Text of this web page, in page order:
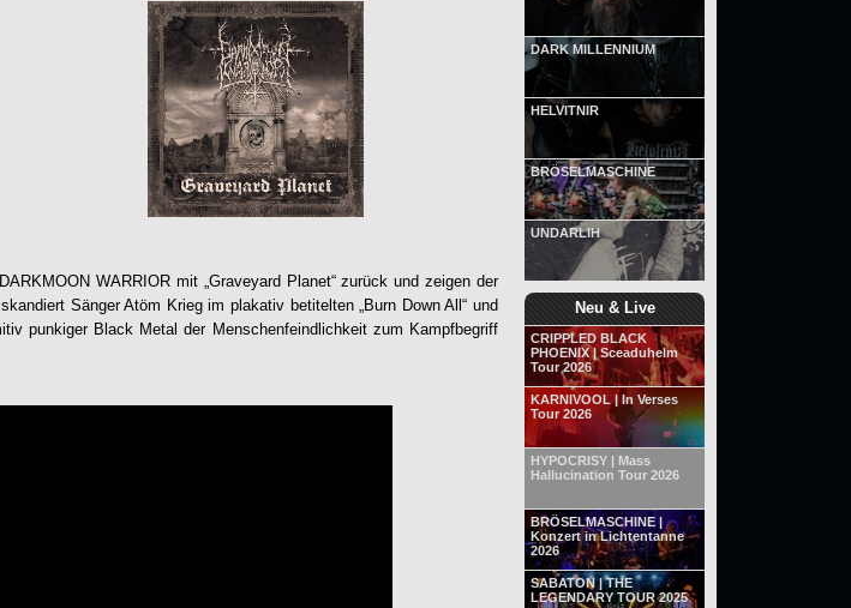
DARK MILLENNIUM
HELVITNIR
BRÖSELMASCHINE
UNDARLIH
Neu & Live
CRIPPLED BLACK
PHOENIX | Sceaduhelm
Tour 2026
KARNIVOOL | In Verses
Tour 2026
HYPOCRISY | Mass
Hallucination Tour 2026
BRÖSELMASCHINE |
Konzert in Lichtentanne
2026
SABATON | THE
LEGENDARY TOUR 2025
DARKMOON WARRIORmit „ Graveyard Planet“ zurück und zeigen der
Sänger Atöm Krieg im plakativ betitelten „Burn Down All“ und
punkiger Black Metal der Menschenfeindlichkeit zum Kampfbegriff